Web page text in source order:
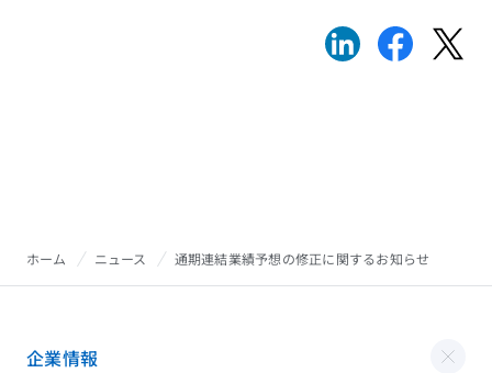
ホーム ニュース 通期連結業績予想の修正に関するお知らせ
企業情報